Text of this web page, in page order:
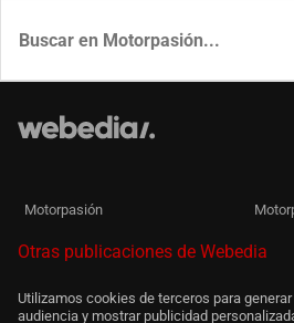
Motorpasión
Otras publicaciones de Webedia
Utilizamos cookies de terceros para
audiencia y mostrar publicidad